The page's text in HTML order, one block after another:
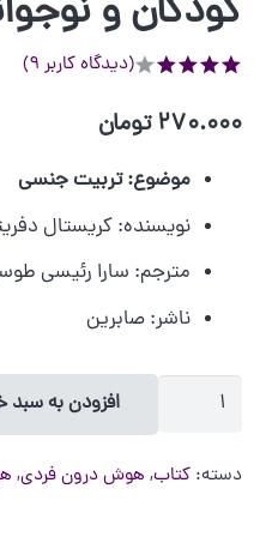
کودکان و
(دیدگاه کاربر 9
)
270.000 تومان
موضوع: تربیت جنسی
نویسنده:کریستال
مترجم: سارا رئیسی
ناشر:صابرین
کتاب
آموزش
افزودن به سبد
دسته:کتاب, هوش درون فردی,